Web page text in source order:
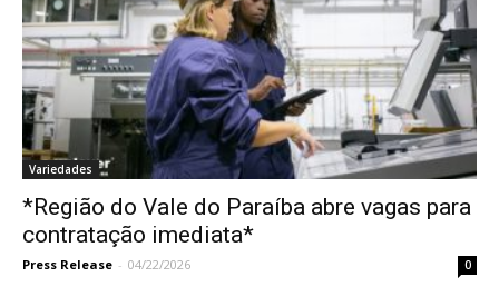
Variedades
*Região do Vale do Paraíba abre vagas para
contratação imediata*
Press Release - 04/22/2026 0